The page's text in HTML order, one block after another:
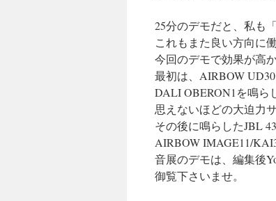
25分のデモだと、私も
これもまた良い方向に
今回のデモで効果が高
最初は、AIRBOW
DALI OBERON1を鳴ら
思えないほどの大迫力
その後に鳴らしたJBL
AIRBOW IMAGE11/
音展のデモは、編集後
御覧下さいませ。